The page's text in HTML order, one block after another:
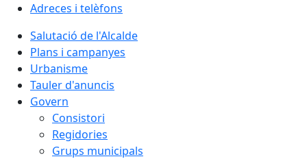
Adreces i telèfons
Salutació de l'Alcalde
Plans i campanyes
Urbanisme
Tauler d'anuncis
Govern
Consistori
Regidories
Grups municipals